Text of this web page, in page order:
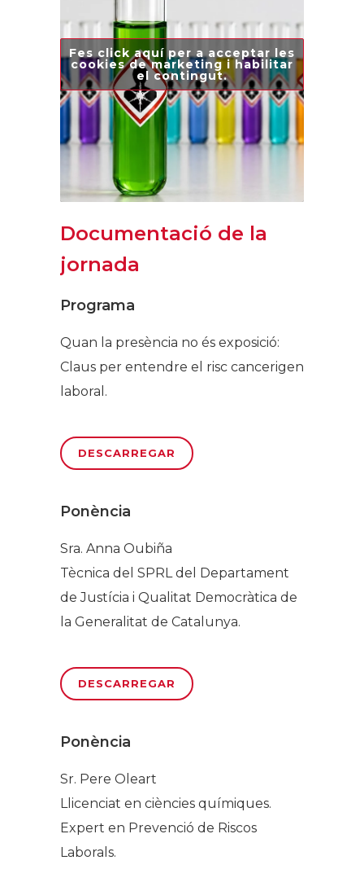
Fes click aquí per a acceptar les
cookies de marketing i habilitar
el contingut.
Documentació de la
jornada
Programa
Quan la presència no és exposició:
Claus per entendre el risc cancerigen
laboral.
DESCARREGAR
Ponència
Sra. Anna Oubiña
Tècnica del SPRL del Departament
de Justícia i Qualitat Democràtica de
la Generalitat de Catalunya.
DESCARREGAR
Ponència
Sr. Pere Oleart
Llicenciat en ciències químiques.
Expert en Prevenció de Riscos
Laborals.